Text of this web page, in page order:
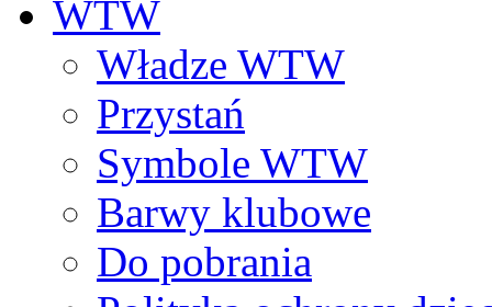
WTW
Władze WTW
Przystań
Symbole WTW
Barwy klubowe
Do pobrania